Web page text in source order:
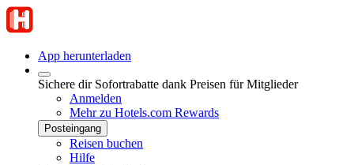
App herunterladen
Sichere dir Sofortrabatte dank Preisen für Mitglieder
Anmelden
Mehr zu Hotels.com Rewards
Posteingang
Reisen buchen
Hilfe